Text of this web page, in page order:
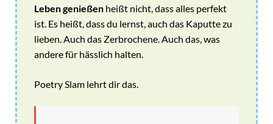
Leben genießen heißt nicht, dass alles perfekt
ist. Es heißt, dass du lernst, auch das Kaputte zu
lieben. Auch das Zerbrochene. Auch das, was
andere für hässlich halten.
Poetry Slam lehrt dir das.